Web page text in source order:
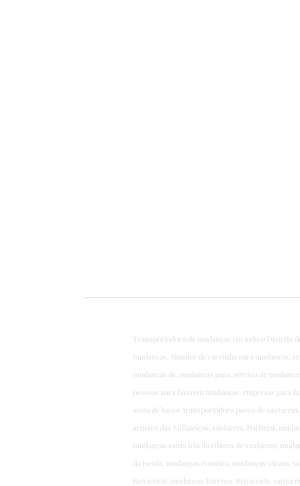
Transportadora de mudanças em todo o Distrito
mudanças, Aluguer de carrinha para mudanças,
mudanças de, mudanças para, serviço de
pessoas para fazerem mudanças, empresas para
azoia de baixo, transportadora póvoa de
arneiro das Milhariças, santarém, Portugal,
mudanças santa iria da ribeira de santarém,
da isenta, mudanças romeira, mudanças várzea,
Benavente, mudanças barrosa, Benavente,